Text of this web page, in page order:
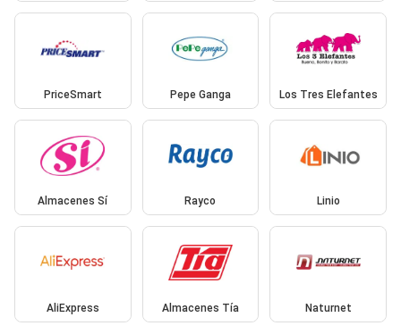
PriceSmart Pepe Ganga Los Tres Elefantes
Almacenes Sí Rayco Linio
AliExpress Almacenes Tía Naturnet